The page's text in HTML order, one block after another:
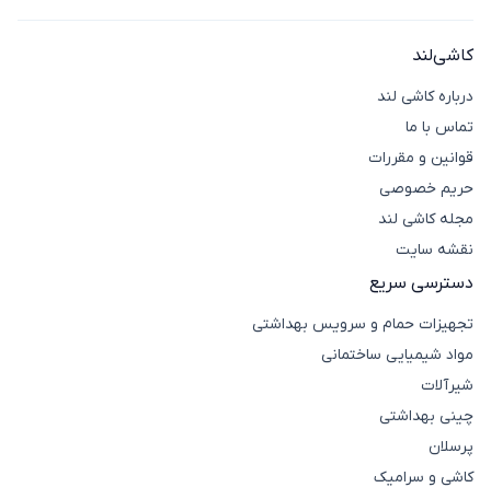
کاشی‌لند
درباره کاشی لند
تماس با ما
قوانین و مقررات
حریم خصوصی
مجله کاشی لند
نقشه سایت
دسترسی سریع
تجهیزات حمام و سرویس بهداشتی
مواد شیمیایی ساختمانی
شیرآلات
چینی بهداشتی
پرسلان
کاشی و سرامیک